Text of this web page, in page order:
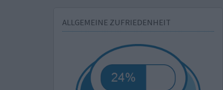
ALLGEMEINE ZUFRIEDENHEIT